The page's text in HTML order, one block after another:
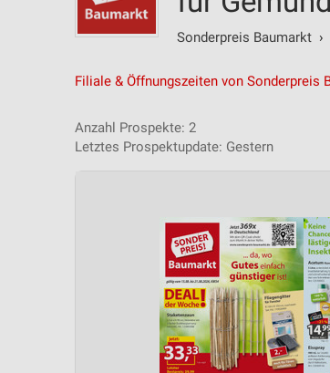
Sonderpreis Baumarkt ›
Filiale & Öffnungszeiten von Sonderpreis
Anzahl Prospekte: 2
Letztes Prospektupdate: Gestern